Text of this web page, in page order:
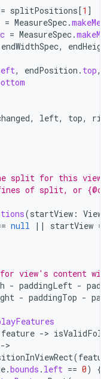
= splitPositions[1 ]
= MeasureSpec.
= MeasureSpec.
endWidthSpec,
, endPosition . top,
, left, top,
split for this view.
of split, or
(startView :
null || startView ==
view's content
- paddingLeft -
- paddingTop -
feature ->
->
(
.bounds . left == 0) {